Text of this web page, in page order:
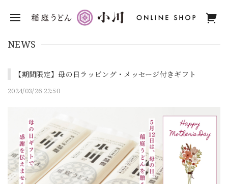
NEWS
【期間限定】母の日ラッピング・メッセージ付きギフト
2024/03/26 22:50